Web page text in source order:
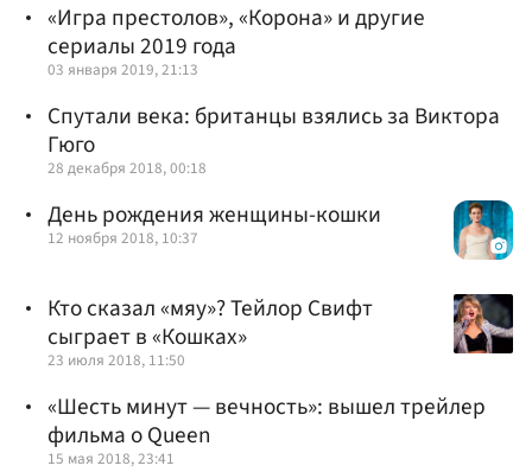
«Игра престолов», «Корона» и другие
сериалы 2019 года
03 января 2019, 21:13
Спутали века: британцы взялись за Виктора
Гюго
28 декабря 2018, 00:18
День рождения женщины-кошки
12 ноября 2018, 10:37
Кто сказал «мяу»? Тейлор Свифт
сыграет в «Кошках»
23 июля 2018, 11:50
«Шесть минут — вечность»: вышел трейлер
фильма о Queen
15 мая 2018, 23:41